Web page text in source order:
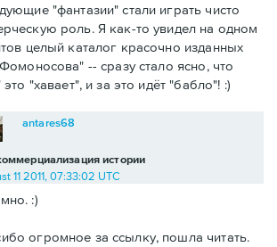
"фантазии" стали играть чисто
роль. Я как-то увидел на одном
целый каталог красочно изданных
-- сразу стало ясно, что
это "хавает", и за это идёт "бабло"! :)
истории
antares68
11 2011, 07:33:02 UTC
:)
огромное за ссылку, пошла читать.